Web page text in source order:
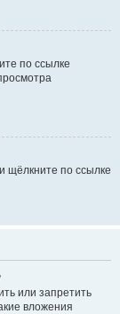
по ссылке
щёлкните по ссылке
или запретить
вложения